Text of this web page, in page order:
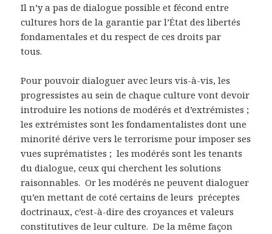
Il n’y a pas de dialogue possible et fécond entre
cultures hors de la garantie par l’État des libertés
fondamentales et du respect de ces droits par
tous.
Pour pouvoir dialoguer avec leurs vis-à-vis, les
progressistes au sein de chaque culture vont devoir
introduire les notions de modérés et d’extrémistes ;
les extrémistes sont les fondamentalistes dont une
minorité dérive vers le terrorisme pour imposer ses
vues suprématistes ; les modérés sont les tenants
du dialogue, ceux qui cherchent les solutions
raisonnables. Or les modérés ne peuvent dialoguer
qu’en mettant de coté certains de leurs préceptes
doctrinaux, c’est-à-dire des croyances et valeurs
constitutives de leur culture. De la même façon